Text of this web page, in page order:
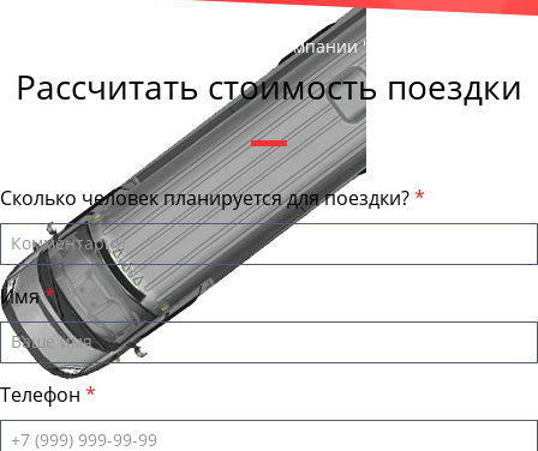
, директор компании "СтавропольБас"
Рассчитать стоимость поездки
Сколько человек планируется для поездки?
Имя
Телефон